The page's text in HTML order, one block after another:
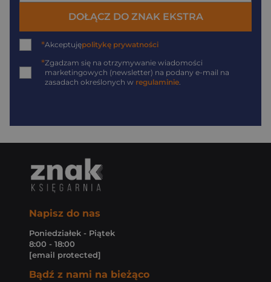
DOŁĄCZ DO ZNAK EKSTRA
*Akceptujępolitykę prywatności
*Zgadzam się na otrzymywanie wiadomości
marketingowych (newsletter) na podany e-mail na
zasadach określonych w regulaminie
Napisz do nas
Poniedziałek - Piątek
8:00 - 18:00
[email protected]
Bądź z nami na bieżąco